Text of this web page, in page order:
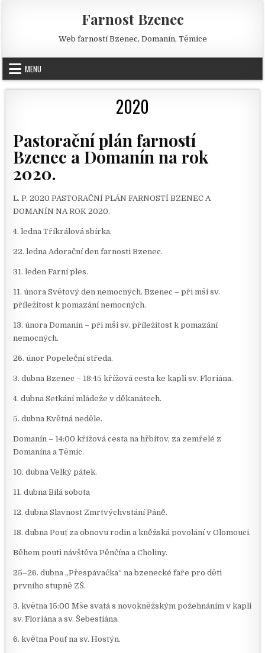
Farnost Bzenec
Web farností Bzenec, Domanín, Těmice
MENU
2020
Pastorační plán farností
Bzenec a Domanín na rok
2020.
L. P. 2020 PASTORAČNÍ PLÁN FARNOSTÍ BZENEC A
DOMANÍN NA ROK 2020.
4. ledna Tříkrálová sbírka.
22. ledna Adorační den farnosti Bzenec.
31. leden Farní ples.
11. února Světový den nemocných. Bzenec – při mši sv.
příležitost k pomazání nemocných.
13. února Domanín – při mši sv. příležitost k pomazání
nemocných.
26. únor Popeleční středa.
3. dubna Bzenec – 18:45 křížová cesta ke kapli sv. Floriána.
4. dubna Setkání mládeže v děkanátech.
5. dubna Květná neděle.
Domanín – 14:00 křížová cesta na hřbitov, za zemřelé z
Domanína a Těmic.
10. dubna Velký pátek.
11. dubna Bílá sobota
12. dubna Slavnost Zmrtvýchvstání Páně.
18. dubna Pouť za obnovu rodin a kněžská povolání v Olomouci.
Během pouti návštěva Pěnčína a Choliny.
25–26. dubna „Přespávačka“ na bzenecké faře pro děti
prvního stupně ZŠ.
3. května 15:00 Mše svatá s novokněžským požehnáním v kapli
sv. Floriána a sv. Šebestiána.
6. května Pouť na sv. Hostýn.